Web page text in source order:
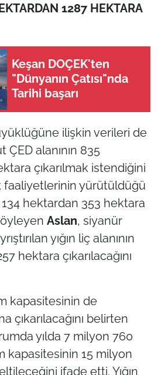
1287 HEKTARA
Keşan DOÇEK'ten
"Dünyanın Çatısı"nda
Tarihi başarı
ilişkin verileri de
alanının 835
çıkarılmak istendiğini
faaliyetlerinin yürütüldüğü
134 hektardan 353 hektara
Aslan, siyanür
yığın liç alanının
hektara çıkarılacağını
kapasitesinin de
çıkarılacağını belirten
yılda 7 milyon 760
kapasitesinin 15 milyon
ifade etti. Yığın